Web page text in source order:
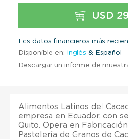
USD
Los datos financieros más
Disponible en: Inglés & Español
Descargar un informe de
Alimentos Latinos del
empresa en Ecuador, con
Quito. Opera en
Pastelería de Granos de